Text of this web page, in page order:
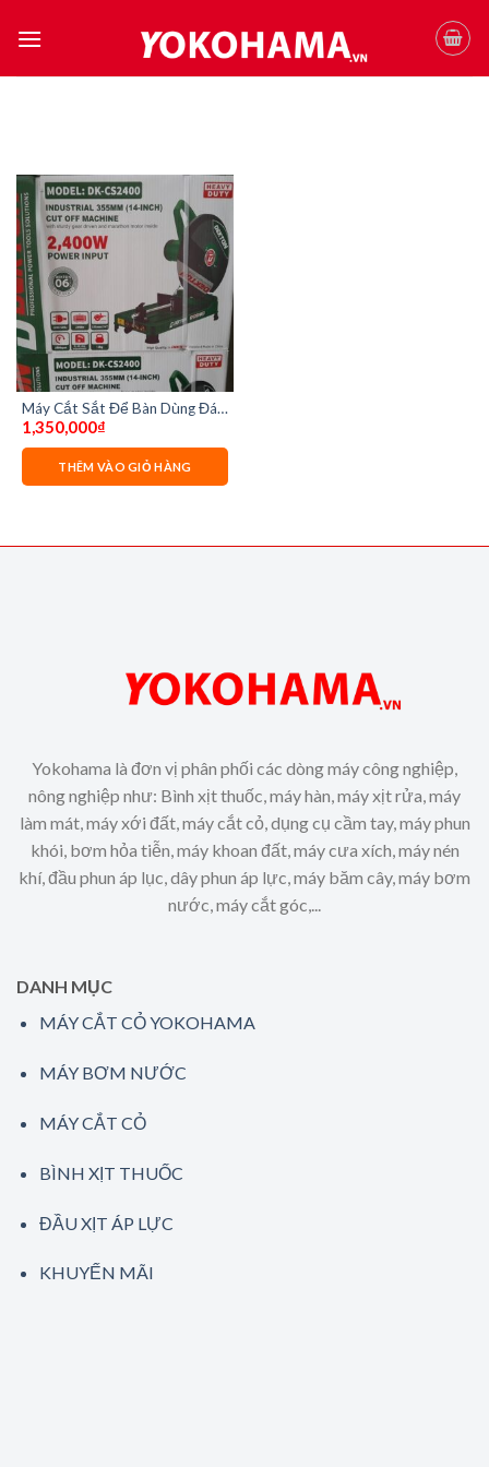
Máy Cắt Sắt Để Bàn Dùng Đá
355MM Dekton DK-CS2400
1,350,000₫
THÊM VÀO GIỎ HÀNG
Yokohama là đơn vị phân phối các dòng máy công nghiệp,
nông nghiệp như: Bình xịt thuốc, máy hàn, máy xịt rửa, máy
làm mát, máy xới đất, máy cắt cỏ, dụng cụ cầm tay, máy phun
khói, bơm hỏa tiễn, máy khoan đất, máy cưa xích, máy nén
khí, đầu phun áp lục, dây phun áp lực, máy băm cây, máy bơm
nước, máy cắt góc,...
DANH MỤC
MÁY CẮT CỎ YOKOHAMA
MÁY BƠM NƯỚC
MÁY CẮT CỎ
BÌNH XỊT THUỐC
ĐẦU XỊT ÁP LỰC
KHUYẾN MÃI